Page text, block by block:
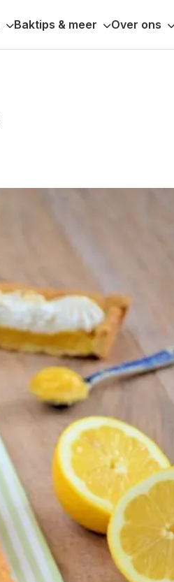
Baktips & meer Over ons